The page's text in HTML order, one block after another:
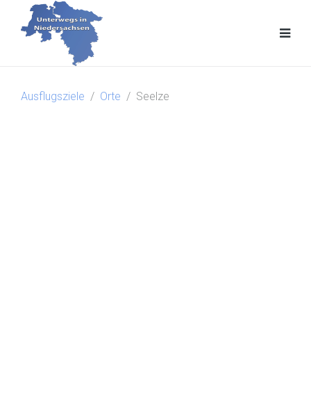
Ausflugsziele Orte Seelze